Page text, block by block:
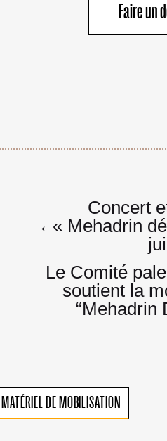
Faire un
l’article
←
Concert
« Mehadrin
Le Comité
soutient la
“Mehadrin
MATÉRIEL DE MOBILISATION